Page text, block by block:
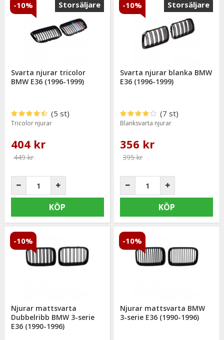
Storsäljare
Svarta njurar tricolor
BMW E36 (1996-1999)
(5 st)
Tricolor njurar
404 kr
449 kr
-10%
KÖP
Storsäljare
Svarta njurar blanka BMW
E36 (1996-1999)
(7 st)
Blanksvarta njurar
356 kr
395 kr
-10%
KÖP
Njurar mattsvarta
Dubbelribb BMW 3-serie
E36 (1990-1996)
-10%
Njurar mattsvarta BMW
3-serie E36 (1990-1996)
-10%